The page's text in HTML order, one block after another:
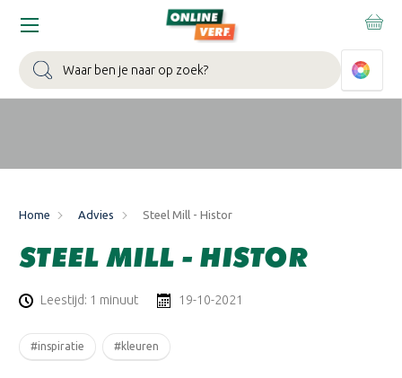
Zoeken
WIN EEN BALLONVAART:Bij besteding vanaf €100,- aan Sikkens
muurverf en/of lak.
Bekijk actie >
Home Advies Steel Mill - Histor
STEEL MILL - HISTOR
Leestijd: 1 minuut 19-10-2021
#inspiratie #kleuren